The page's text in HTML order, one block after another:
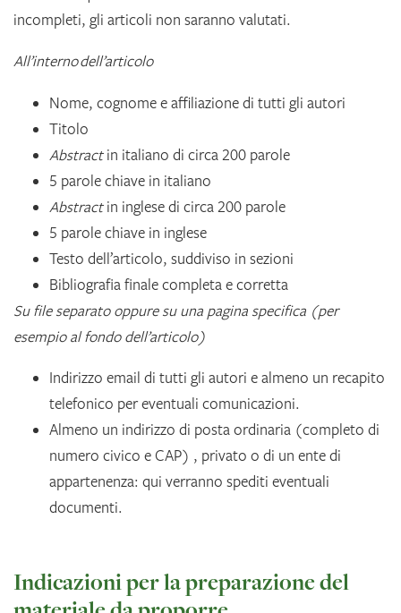
incompleti, gli articoli non saranno valutati.
All’internodell’articolo
Nome, cognome e affiliazione di tutti gli autori
Titolo
Abstractin italiano di circa 200 parole
5 parole chiave in italiano
Abstractin inglese di circa 200 parole
5 parole chiave in inglese
Testo dell’articolo, suddiviso in sezioni
Bibliografia finale completa e corretta
Su file separato oppure su una pagina specifica (per
esempio al fondo dell’articolo)
Indirizzo email di tutti gli autori e almeno un recapito
telefonico per eventuali comunicazioni.
Almeno un indirizzo di posta ordinaria (completo di
numero civico e CAP) , privato o di un ente di
appartenenza: qui verranno spediti eventuali
documenti.
Indicazioni per la preparazione del